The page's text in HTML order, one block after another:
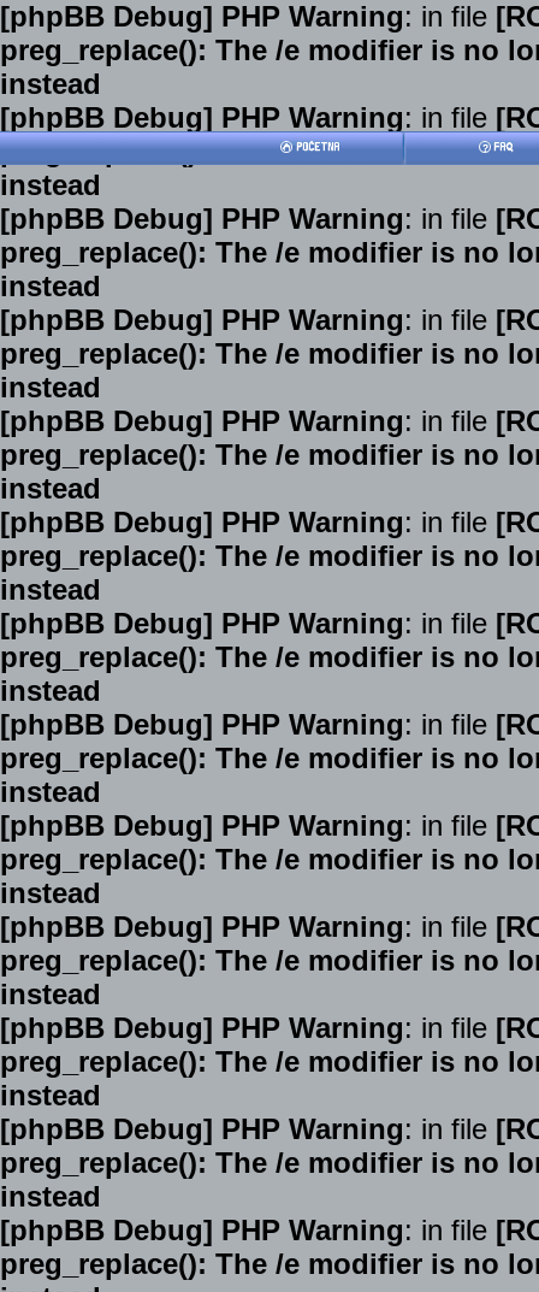
[phpBB Debug] PHP Warning: in file
preg_replace(): The /e modifier is no
instead
[phpBB Debug] PHP Warning: in file
preg_replace(): The /e modifier is no
instead
[phpBB Debug] PHP Warning: in file
preg_replace(): The /e modifier is no
instead
[phpBB Debug] PHP Warning: in file
preg_replace(): The /e modifier is no
instead
[phpBB Debug] PHP Warning: in file
preg_replace(): The /e modifier is no
instead
[phpBB Debug] PHP Warning: in file
preg_replace(): The /e modifier is no
instead
[phpBB Debug] PHP Warning: in file
preg_replace(): The /e modifier is no
instead
[phpBB Debug] PHP Warning: in file
preg_replace(): The /e modifier is no
instead
[phpBB Debug] PHP Warning: in file
preg_replace(): The /e modifier is no
instead
[phpBB Debug] PHP Warning: in file
preg_replace(): The /e modifier is no
instead
[phpBB Debug] PHP Warning: in file
preg_replace(): The /e modifier is no
instead
[phpBB Debug] PHP Warning: in file
preg_replace(): The /e modifier is no
instead
[phpBB Debug] PHP Warning: in file
preg_replace(): The /e modifier is no